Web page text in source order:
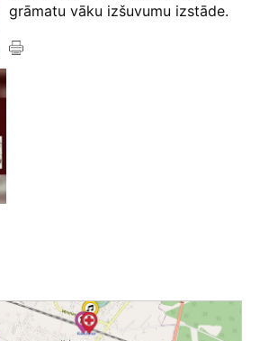
grāmatu vāku izšuvumu izstāde.